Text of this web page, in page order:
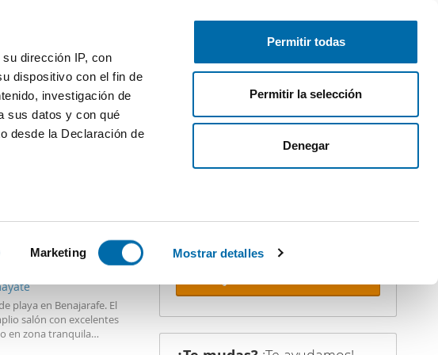
dirección IP, con
dispositivo con el fin de
investigación de
sus datos y con qué
desde la Declaración de
específicas (huellas
sus
en cualquier momento
Marketing Mostrar detalles
Permitir todas
Permitir la selección
Denegar
Publica gratis Inicia sesión
Más filtros - 1
playa en Benajarafe. El
salón con excelentes
en zona tranquila
No dejes que te adelanten. Recibe en